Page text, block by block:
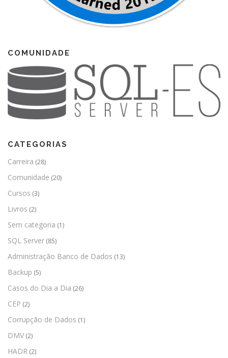
COMUNIDADE
CATEGORIAS
Carreira (28)
Comunidade (20)
Cursos (3)
Livros (2)
Sem categoria (1)
SQL Server (85)
Administração Banco de Dados (13)
Backup (5)
Casos do Dia a Dia (26)
CEP (2)
Corrupção de Dados (1)
DMV (2)
HADR (2)